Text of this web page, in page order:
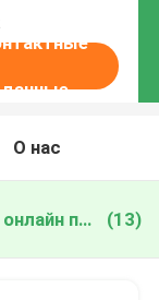
данные
О нас
24v bldg60 electric drum motor онлайн производство (13)